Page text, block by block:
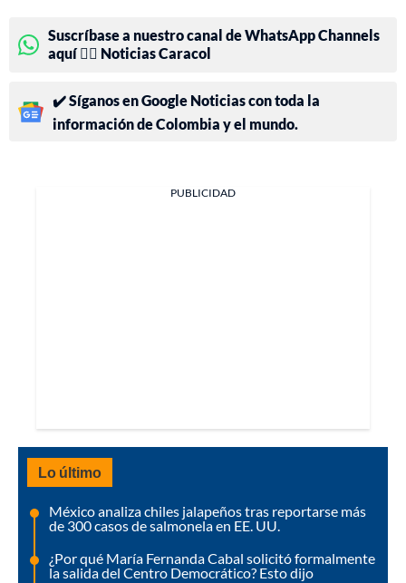
Suscríbase a nuestro canal de WhatsApp Channels
aquí 👉🏻 Noticias Caracol
✔️ Síganos en Google Noticias con toda la
información de Colombia y el mundo.
PUBLICIDAD
Lo último
México analiza chiles jalapeños tras reportarse más
de 300 casos de salmonela en EE. UU.
¿Por qué María Fernanda Cabal solicitó formalmente
la salida del Centro Democrático? Esto dijo